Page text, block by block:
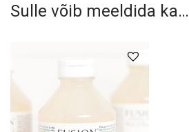
Sulle võib meeldida ka…